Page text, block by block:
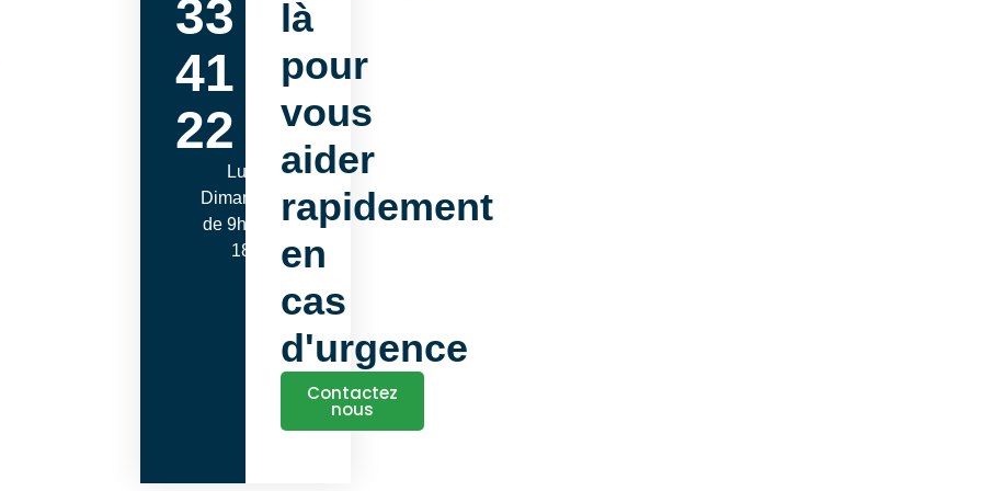
33
41
22
Lundi -
Dimanche
de 9h00 à
18h00
là
pour
vous
aider
rapidement
en
cas
d'urgence
Contactez
nous